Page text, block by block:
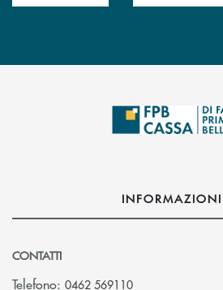
INFORMAZIONI
CONTATTI
Telefono: 0462 569110